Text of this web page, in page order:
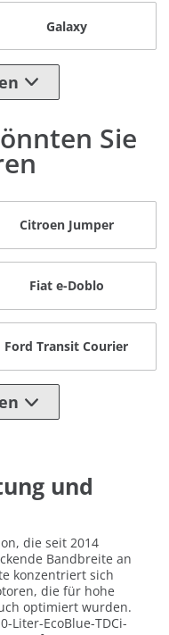
Galaxy
Sie
Citroen Jumper
Fiat e-Doblo
Ford Transit Courier
und
die seit 2014
Bandbreite an
konzentriert sich
die für hohe
optimiert wurden.
Liter-EcoBlue-TDCi-